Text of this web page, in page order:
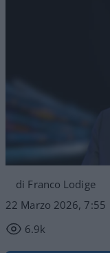
di Franco Lodige
22 Marzo 2026, 7:55
6.9k